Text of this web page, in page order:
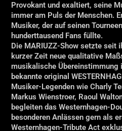
Provokant und exaltiert, seine
immer am Puls der Menschen.
Musiker, der auf seinen
hunderttausend Fans füllte.
Die MARIUZZ-Show setzte seit
kurzer Zeit neue qualitative
musikalische
bekannte original
Musiker-Legenden wie Charly
Markus Wienstroer, Raoul
begleiten das Westernhagen-
besonderen Anlässen gern als
Westernhagen-Tribute Act